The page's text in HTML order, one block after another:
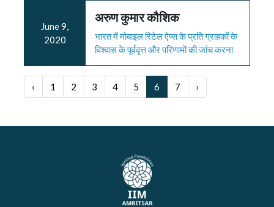
June 9,
2020
अरुण कुमार कौशिक
भारत में मोबाइल रिटेल ऐप्स के प्रति ग्राहकों के
विश्वास के पूर्ववृत्त और परिणामों की जांच करना
‹ 1 2 3 4 5 6 7 ›